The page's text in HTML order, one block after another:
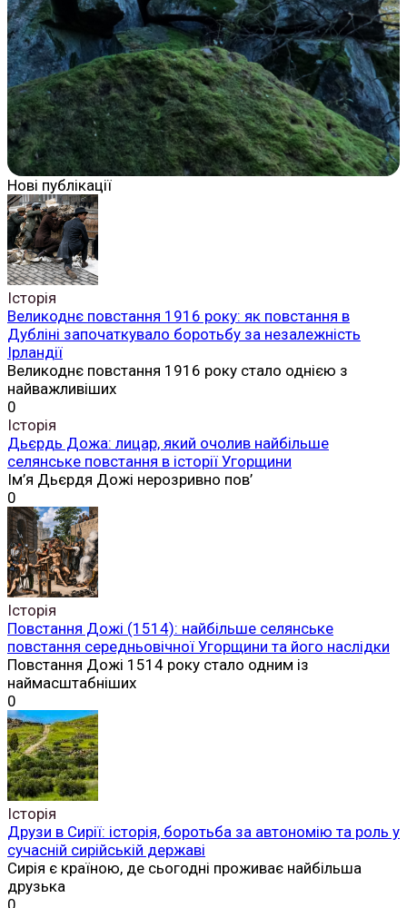
Нові публікації
Історія
Великоднє повстання 1916 року: як повстання в
Дубліні започаткувало боротьбу за незалежність
Ірландії
Великоднє повстання 1916 року стало однією з
найважливіших
0
Історія
Дьєрдь Дожа: лицар, який очолив найбільше
селянське повстання в історії Угорщини
Ім’я Дьєрдя Дожі нерозривно пов’
0
Історія
Повстання Дожі (1514): найбільше селянське
повстання середньовічної Угорщини та його наслідки
Повстання Дожі 1514 року стало одним із
наймасштабніших
0
Історія
Друзи в Сирії: історія, боротьба за автономію та роль у
сучасній сирійській державі
Сирія є країною, де сьогодні проживає найбільша
друзька
0